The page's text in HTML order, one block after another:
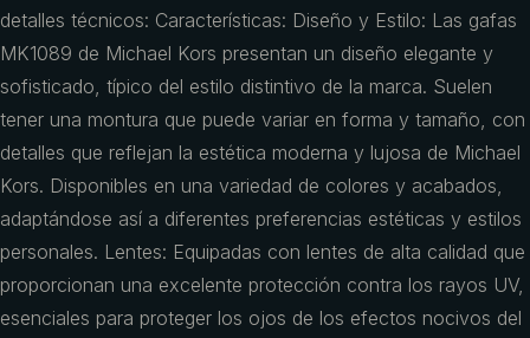
detalles técnicos: Características: Diseño y Estilo: Las gafas
MK1089 de Michael Kors presentan un diseño elegante y
sofisticado, típico del estilo distintivo de la marca. Suelen
tener una montura que puede variar en forma y tamaño, con
detalles que reflejan la estética moderna y lujosa de Michael
Kors. Disponibles en una variedad de colores y acabados,
adaptándose así a diferentes preferencias estéticas y estilos
personales. Lentes: Equipadas con lentes de alta calidad que
proporcionan una excelente protección contra los rayos UV,
esenciales para proteger los ojos de los efectos nocivos del